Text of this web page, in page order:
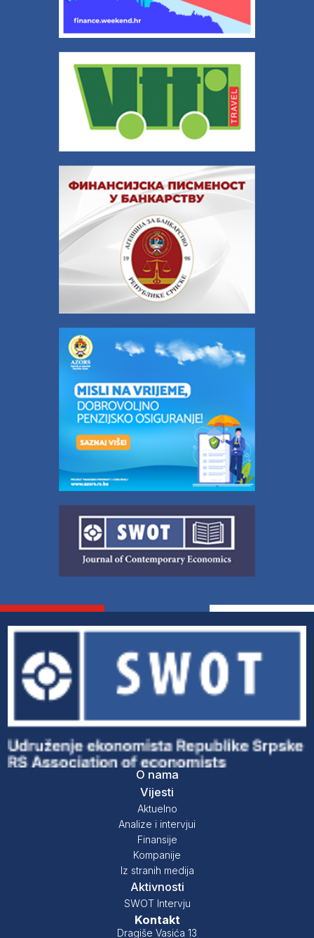
O nama
Vijesti
Aktuelno
Analize i intervjui
Finansije
Kompanije
Iz stranih medija
Aktivnosti
SWOT Intervju
Kontakt
Dragiše Vasića 13